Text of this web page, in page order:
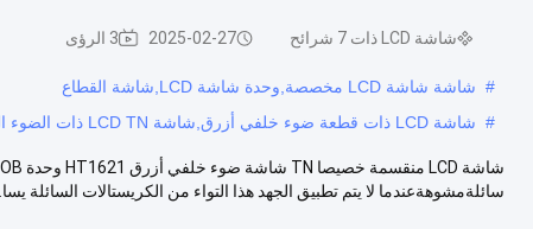
شاشة LCD ذات 7 شرائح 2025-02-27 3 الرؤى
# شاشة شاشة LCD مخصصة,وحدة شاشة LCD,شاشة القطاع
# شاشة LCD ذات قطعة ضوء خلفي أزرق,شاشة LCD TN ذات الضوء الخلفي الأزرق,شاشة LCD HT1621 TN
سائلةمشوهةعندما لا يتم تطبيق الجهد هذا التواء من الكريستالات السائلة يسا...